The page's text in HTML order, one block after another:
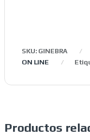
SKU: GINEBRA
ON LINE
Productos